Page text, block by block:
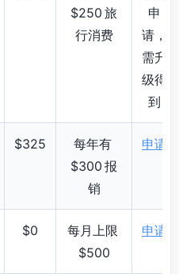
$250 旅
行消费
申
请，
需升
级得
到
$325
每年有
$300 报
销
申请
$0
每月上限
$500
申请